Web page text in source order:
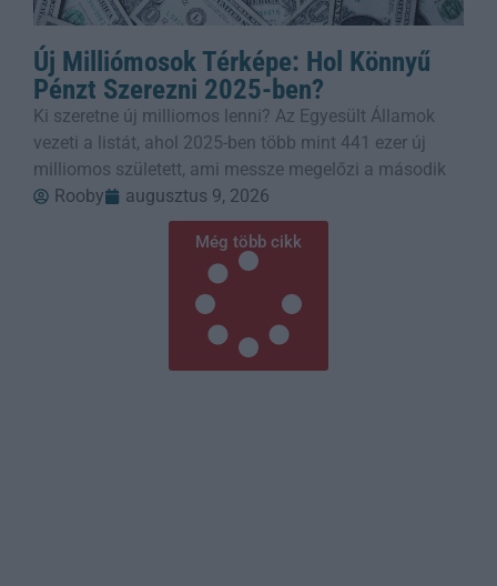
Új Milliómosok Térképe: Hol Könnyű
Pénzt Szerezni 2025-ben?
Ki szeretne új milliomos lenni? Az Egyesült Államok
vezeti a listát, ahol 2025-ben több mint 441 ezer új
milliomos született, ami messze megelőzi a második
Rooby
augusztus 9, 2026
Még több cikk